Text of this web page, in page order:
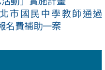
市國民中學教師通過
名費補助一案